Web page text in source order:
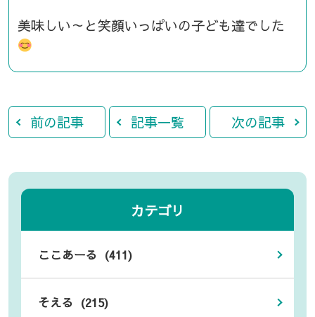
美味しい～と笑顔いっぱいの子ども達でした
前の記事 記事一覧 次の記事
カテゴリ
ここあーる (411)
そえる (215)